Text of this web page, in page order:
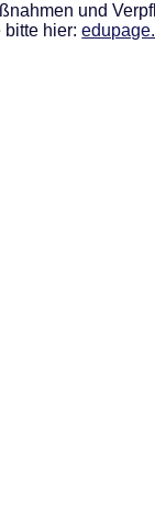
und
bitte hier: